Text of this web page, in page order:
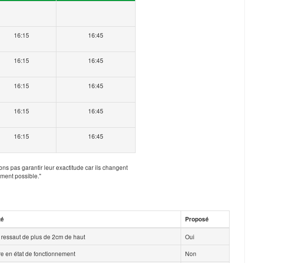
16:15 16:45
16:15 16:45
16:15 16:45
16:15 16:45
16:15 16:45
pas garantir leur exactitude car ils changent
possible."
Proposé
de plus de 2cm de haut
Oui
en état de fonctionnement
Non